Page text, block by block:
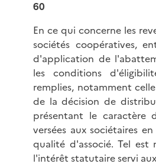
60
En ce qui concerne les
sociétés coopératives,
d'application de
les conditions
remplies, notamment
de la décision de
présentant le caractère
versées aux sociétaires
qualité d'associé. Tel
l'intérêt statutaire servi